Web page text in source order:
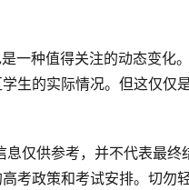
生的实际情况。但这仅仅
考政策和考试安排。切勿